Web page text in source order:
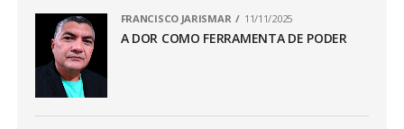
FRANCISCO JARISMAR 11/11/2025
A DOR COMO FERRAMENTA DE PODER